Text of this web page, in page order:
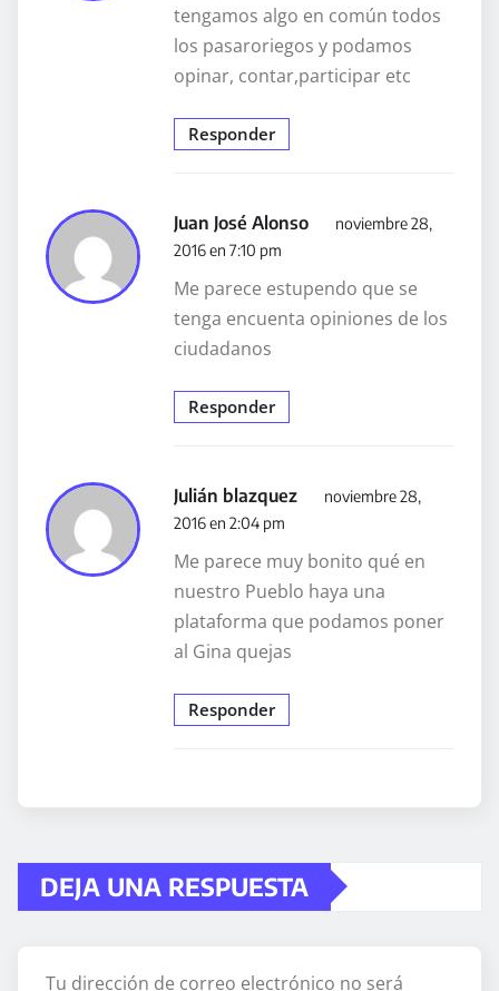
tengamos algo en común todos
los pasaroriegos y podamos
opinar, contar,participar etc
Responder
Juan José Alonso
noviembre 28,
2016 en 7:10 pm
Me parece estupendo que se
tenga encuenta opiniones de los
ciudadanos
Responder
Julián blazquez
noviembre 28,
2016 en 2:04 pm
Me parece muy bonito qué en
nuestro Pueblo haya una
plataforma que podamos poner
al Gina quejas
Responder
DEJA UNA RESPUESTA
Tu dirección de correo electrónico no será